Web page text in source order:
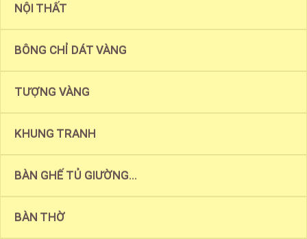
NỘI THẤT
BÔNG CHỈ DÁT VÀNG
TƯỢNG VÀNG
KHUNG TRANH
BÀN GHẾ TỦ GIƯỜNG...
BÀN THỜ